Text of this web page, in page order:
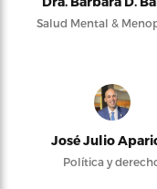
Salud Mental &
José Julio
Política y